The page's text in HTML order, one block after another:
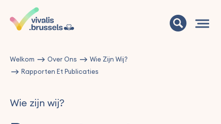
Welkom Over Ons
Wie Zijn Wij?
Rapporten Et Publicaties
Wie zijn wij?